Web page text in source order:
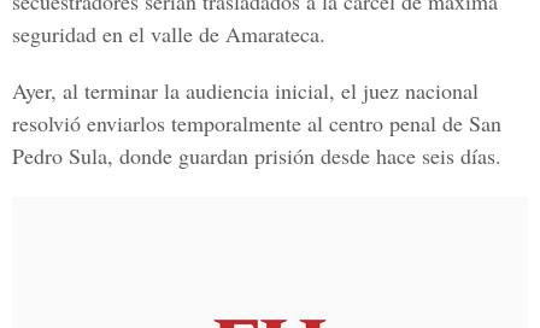
seguridad en el valle de Amarateca.
Ayer, al terminar la audiencia inicial, el juez nacional
resolvió enviarlos temporalmente al centro penal de San
Pedro Sula, donde guardan prisión desde hace seis días.